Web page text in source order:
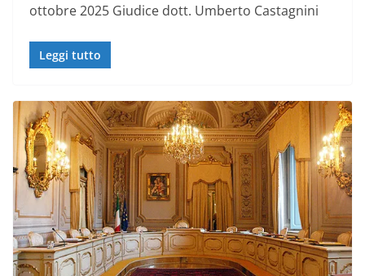
ottobre 2025 Giudice dott. Umberto Castagnini
Leggi tutto